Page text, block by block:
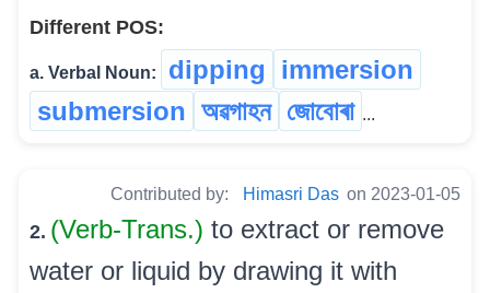
Different POS:
a. Verbal Noun: dipping
immersion
submersion অৱগাহন জোবোৰা ...
Contributed by: Himasri Das on 2023-01-05
2. (Verb-Trans.) to extract or remove
water or liquid by drawing it with